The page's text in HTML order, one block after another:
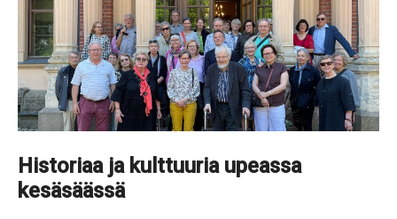
Historiaa ja kulttuuria upeassa
kesäsäässä